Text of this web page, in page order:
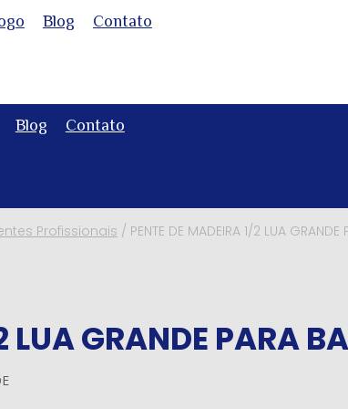
Blog Contato
Blog Contato
Profissionais / PENTE DE MADEIRA 1/2 LUA GRANDE
LUA GRANDE PARA